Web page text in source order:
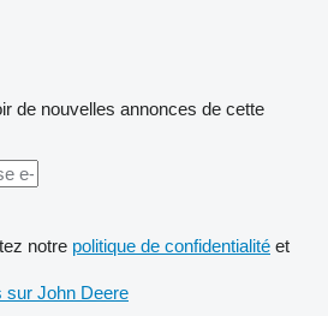
de nouvelles annonces de cette
notre politique de confidentialité et
sur John Deere